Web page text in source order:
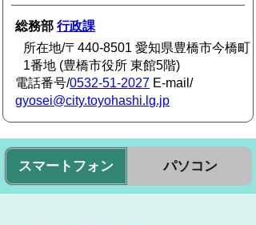
総務部行政課
所在地/〒440-8501 愛知県豊橋市今橋町
1番地 (豊橋市役所 東館5階)
電話番号/0532-51-2027 E-mail/
gyosei@city.toyohashi.lg.jp
スマートフォン パソコン